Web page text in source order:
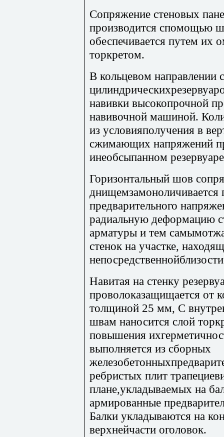
Сопряжение стеновых
производится спомощью
обеспечивается путем их
торкретом.
В кольцевом направлении
навивки высокопрочной
навивочной машиной.
из условияполучения в
сжимающих напряжений
инеобсыпанном
Горизонтальный шов
днищемзамоноличивается
предварительного
радиальную деформацию
арматуры и тем
стенок на участке,
Навитая на стенку
проволоказащищается от
толщиной 25 мм, С
швам наносится слой
повышения
выполняется из сборных
ребристых плит
плане,укладываемых на
армированные
Балки укладываются на
верхнейчасти оголовок.